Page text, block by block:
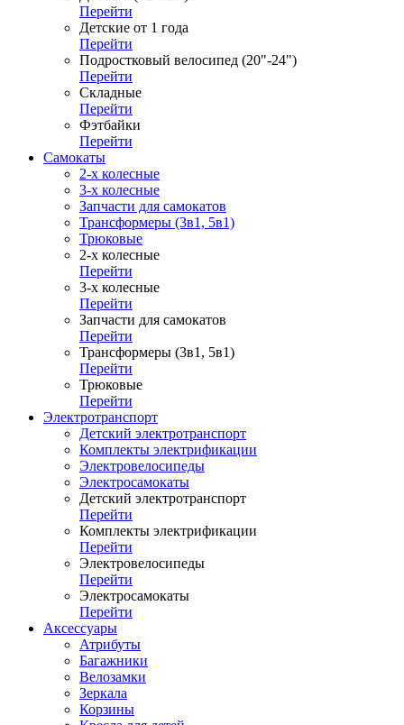
Перейти
Детские от 1 года
Перейти
Подростковый велосипед (20"-24")
Перейти
Складные
Перейти
Фэтбайки
Перейти
Самокаты
2-х колесные
3-х колесные
Запчасти для самокатов
Трансформеры (3в1, 5в1)
Трюковые
2-х колесные
Перейти
3-х колесные
Перейти
Запчасти для самокатов
Перейти
Трансформеры (3в1, 5в1)
Перейти
Трюковые
Перейти
Электротранспорт
Детский электротранспорт
Комплекты электрификации
Электровелосипеды
Электросамокаты
Детский электротранспорт
Перейти
Комплекты электрификации
Перейти
Электровелосипеды
Перейти
Электросамокаты
Перейти
Аксессуары
Атрибуты
Багажники
Велозамки
Зеркала
Корзины